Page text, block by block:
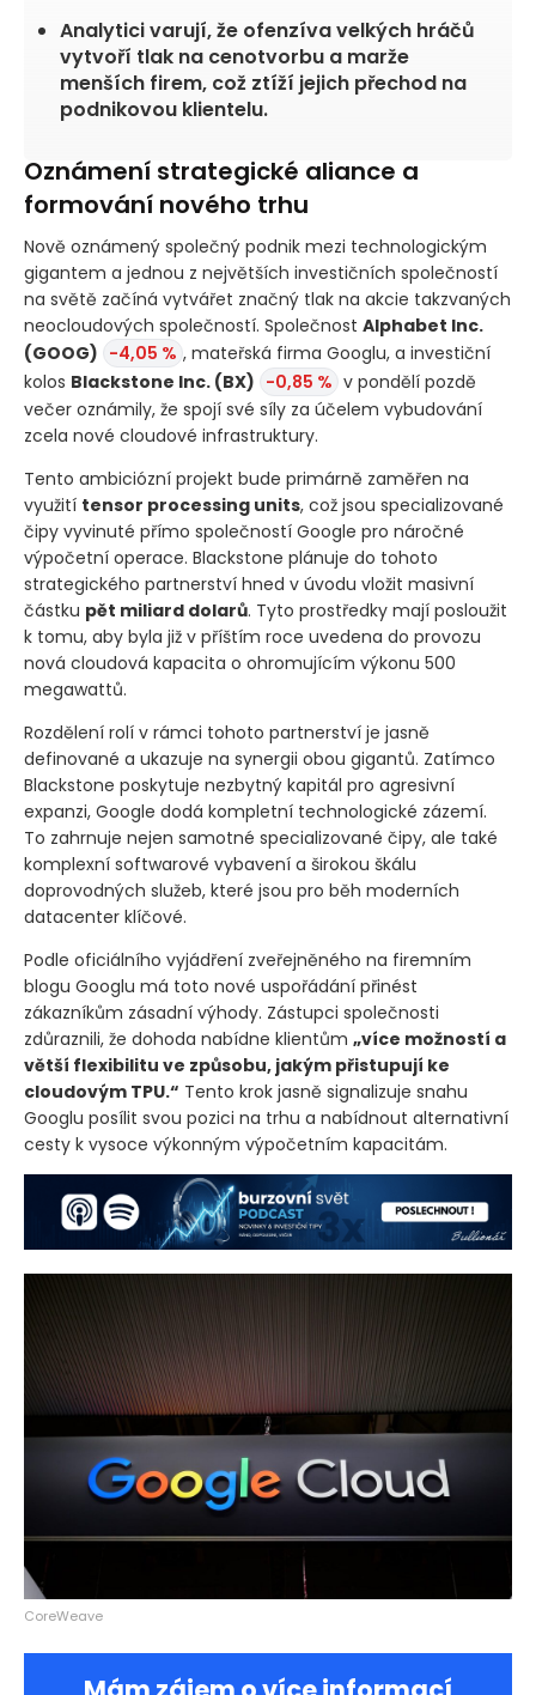
Analytici varují, že ofenzíva velkých hráčů
vytvoří tlak na cenotvorbu a marže
menších firem, což ztíží jejich přechod na
podnikovou klientelu.
Oznámení strategické aliance a
formování nového trhu
Nově oznámený společný podnik mezi technologickým
gigantem a jednou z největších investičních společností
na světě začíná vytvářet značný tlak na akcie takzvaných
neocloudových společností. Společnost Alphabet Inc.
(GOOG) -4,05 % , mateřská firma Googlu, a investiční
kolos Blackstone Inc. (BX) -0,85 % v pondělí pozdě
večer oznámily, že spojí své síly za účelem vybudování
zcela nové cloudové infrastruktury.
Tento ambiciózní projekt bude primárně zaměřen na
využití tensor processing units, což jsou specializované
čipy vyvinuté přímo společností Google pro náročné
výpočetní operace. Blackstone plánuje do tohoto
strategického partnerství hned v úvodu vložit masivní
částku pět miliard dolarů. Tyto prostředky mají posloužit
k tomu, aby byla již v příštím roce uvedena do provozu
nová cloudová kapacita o ohromujícím výkonu 500
megawattů.
Rozdělení rolí v rámci tohoto partnerství je jasně
definované a ukazuje na synergii obou gigantů. Zatímco
Blackstone poskytuje nezbytný kapitál pro agresivní
expanzi, Google dodá kompletní technologické zázemí.
To zahrnuje nejen samotné specializované čipy, ale také
komplexní softwarové vybavení a širokou škálu
doprovodných služeb, které jsou pro běh moderních
datacenter klíčové.
Podle oficiálního vyjádření zveřejněného na firemním
blogu Googlu má toto nové uspořádání přinést
zákazníkům zásadní výhody. Zástupci společnosti
zdůraznili, že dohoda nabídne klientům „více možností a
větší flexibilitu ve způsobu, jakým přistupují ke
cloudovým TPU.“ Tento krok jasně signalizuje snahu
Googlu posílit svou pozici na trhu a nabídnout alternativní
cesty k vysoce výkonným výpočetním kapacitám.
CoreWeave